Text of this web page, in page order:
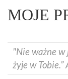
MOJE
"Nie ważne w
żyje w